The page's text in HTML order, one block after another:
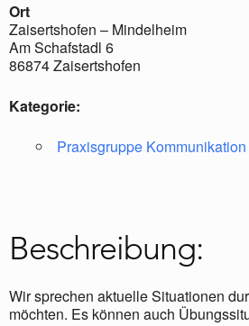
Ort
Zaisertshofen – Mindelheim
Am Schafstadl 6
86874 Zaisertshofen
Kategorie:
Praxisgruppe Kommunikation
Beschreibung:
Wir sprechen aktuelle Situationen
möchten. Es können auch